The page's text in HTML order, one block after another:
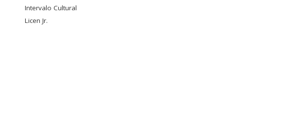
Intervalo Cultural
Licen Jr.